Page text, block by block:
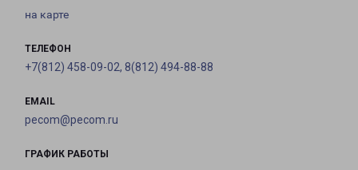
на карте
ТЕЛЕФОН
+7(812) 458-09-02, 8(812) 494-88-88
EMAIL
pecom@pecom.ru
ГРАФИК РАБОТЫ